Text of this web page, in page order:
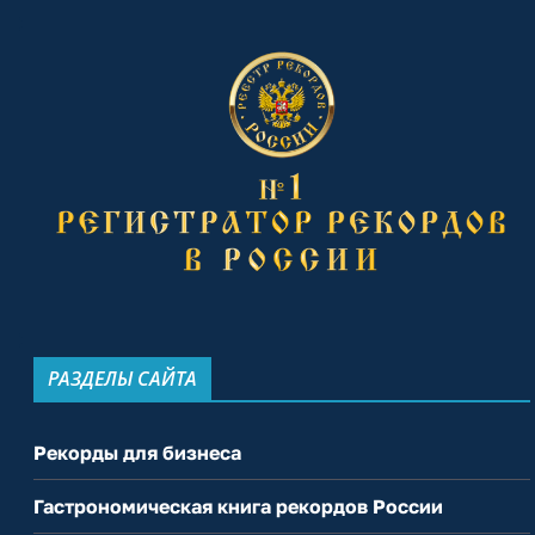
РАЗДЕЛЫ САЙТА
Рекорды для бизнеса
Гастрономическая книга рекордов России